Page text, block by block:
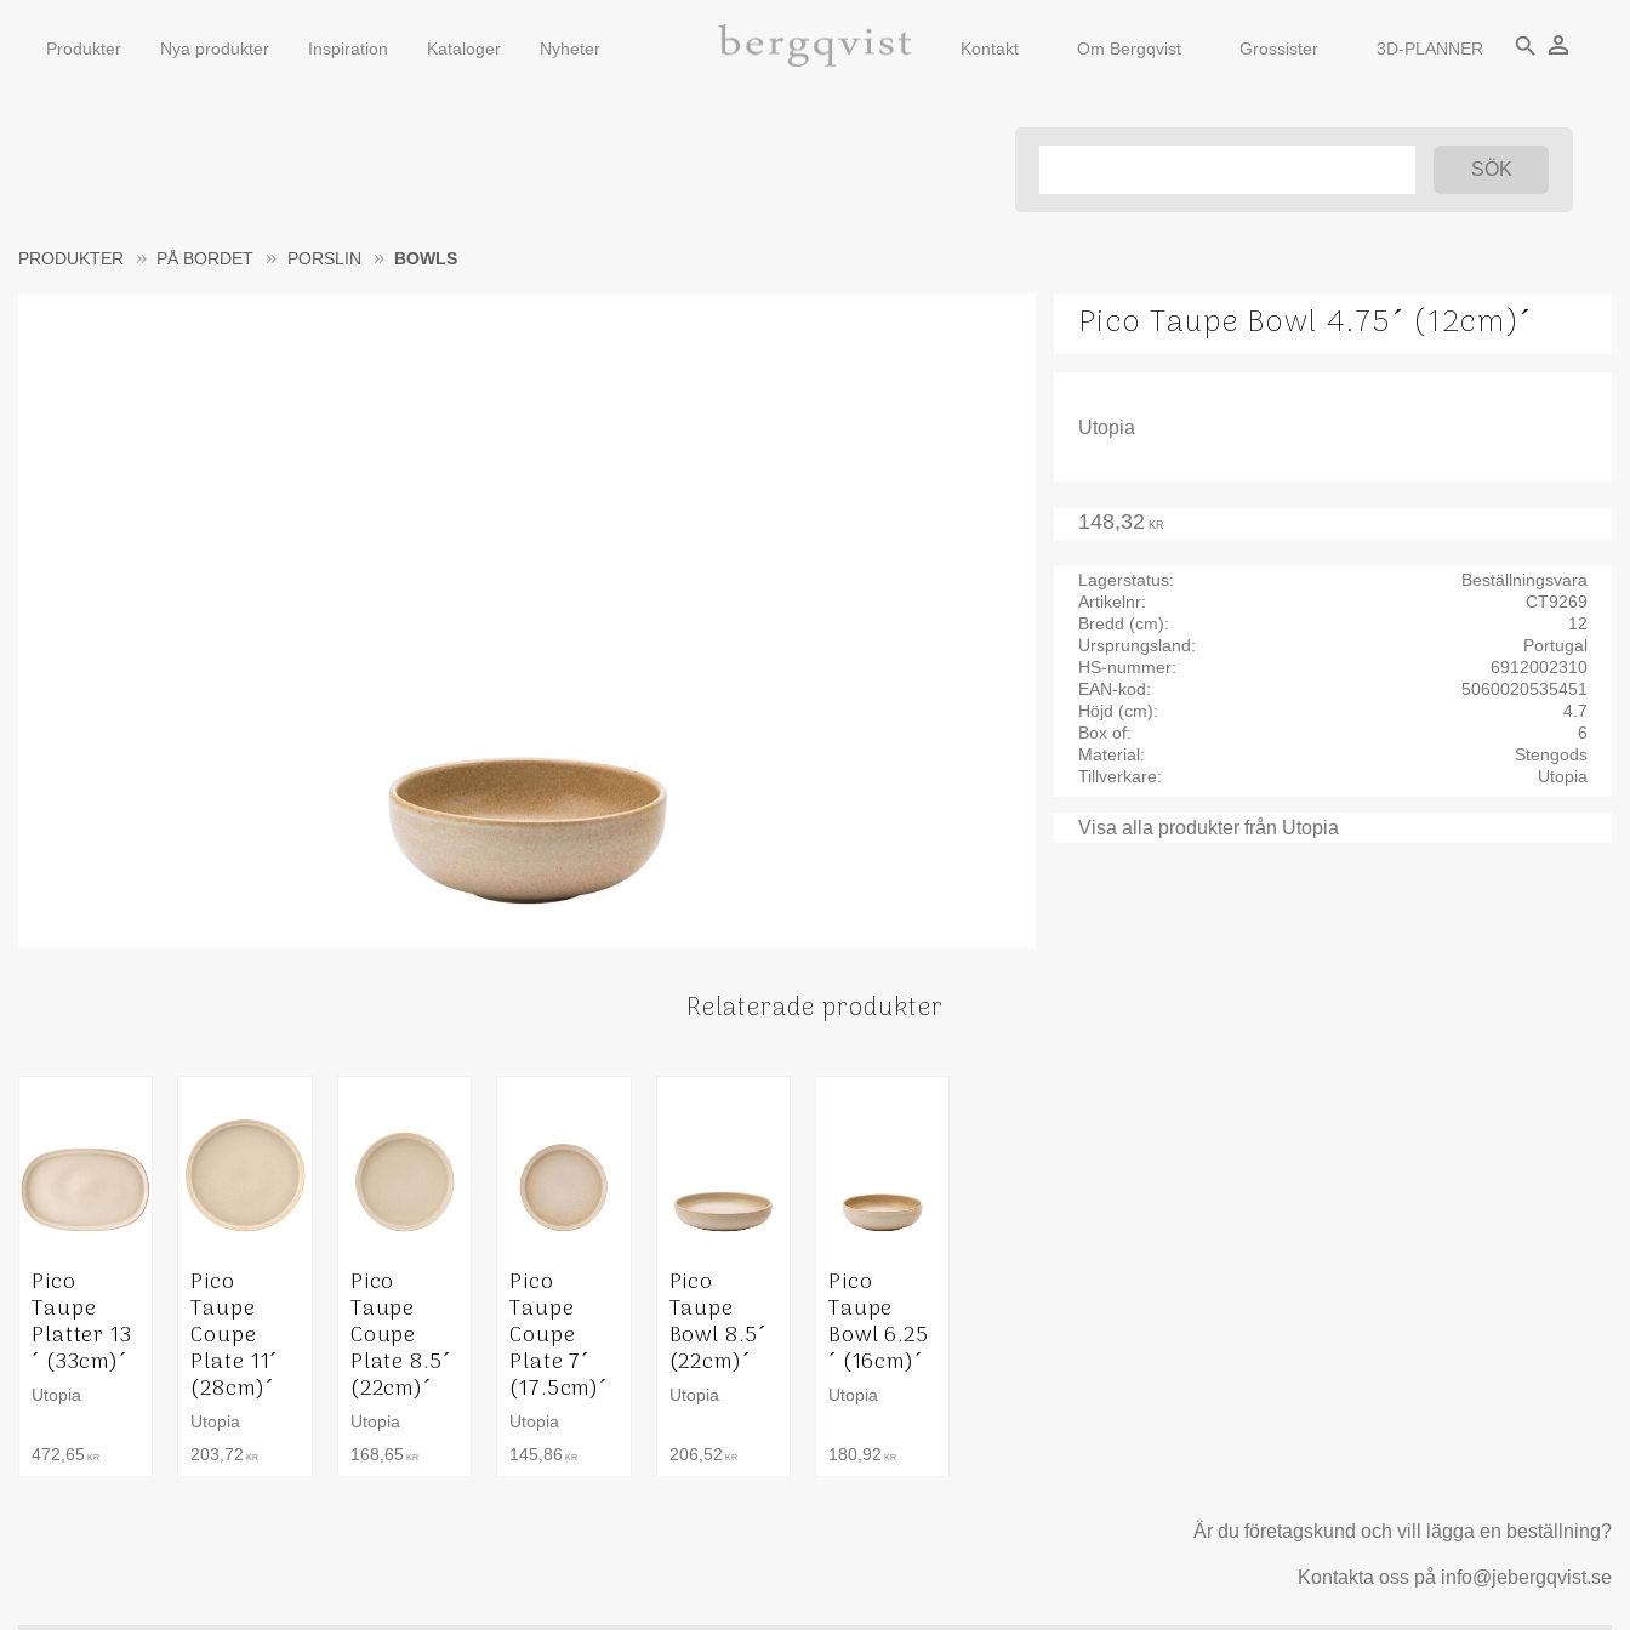
Produkter Nya produkter Inspiration Kataloger Nyheter Kontakt Om Bergqvist Grossister 3D-PLANNER search person_outline
PRODUKTER PÅ BORDET PORSLIN BOWLS
Pico Taupe Bowl 4.75´ (12cm)´
Utopia
148,32 KR
Lagerstatus
Beställningsvara
Artikelnr
CT9269
Bredd (cm)
12
Ursprungsland
Portugal
HS-nummer
6912002310
EAN-kod
5060020535451
Höjd (cm)
4.7
Box of
6
Material
Stengods
Tillverkare
Utopia
Visa alla produkter från Utopia
Relaterade produkter
Pico
Taupe
Platter 13
´ (33cm)´
Utopia
472,65 KR
Pico
Taupe
Coupe
Plate 11´
(28cm)´
Utopia
203,72 KR
Pico
Taupe
Coupe
Plate 8.5´
(22cm)´
Utopia
168,65 KR
Pico
Taupe
Coupe
Plate 7´
(17.5cm)´
Utopia
145,86 KR
Pico
Taupe
Bowl 8.5´
(22cm)´
Utopia
206,52 KR
Pico
Taupe
Bowl 6.25
´ (16cm)´
Utopia
180,92 KR
Är du företagskund och vill lägga en beställning?
Kontakta oss på info@jebergqvist.se